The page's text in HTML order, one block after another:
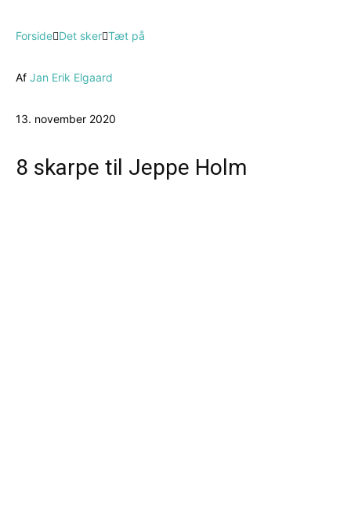
Forside Det sker Tæt på
Af Jan Erik Elgaard
13. november 2020
8 skarpe til Jeppe Holm